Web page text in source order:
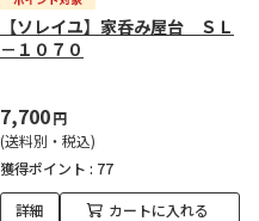
【ソレイユ】家呑み屋台 ＳＬ
－１０７０
7,700円
(送料別・税込)
獲得ポイント : 77
詳細 カートに入れる